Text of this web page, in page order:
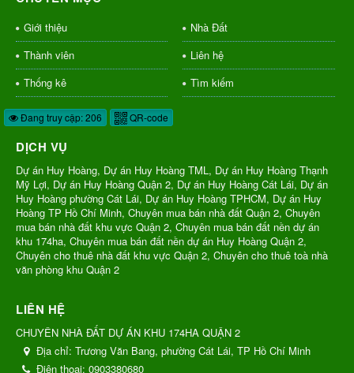
Giới thiệu
Nhà Đất
Thành viên
Liên hệ
Thống kê
Tìm kiếm
Đang truy cập: 206 QR-code
DỊCH VỤ
Dự án Huy Hoàng, Dự án Huy Hoàng TML, Dự án Huy Hoàng Thạnh
Mỹ Lợi, Dự án Huy Hoàng Quận 2, Dự án Huy Hoàng Cát Lái, Dự án
Huy Hoàng phường Cát Lái, Dự án Huy Hoàng TPHCM, Dự án Huy
Hoàng TP Hồ Chí Minh, Chuyên mua bán nhà đất Quận 2, Chuyên
mua bán nhà đất khu vực Quận 2, Chuyên mua bán đất nền dự án
khu 174ha, Chuyên mua bán đất nền dự án Huy Hoàng Quận 2,
Chuyên cho thuê nhà đất khu vực Quận 2, Chuyên cho thuê toà nhà
văn phòng khu Quận 2
LIÊN HỆ
CHUYÊN NHÀ ĐẤT DỰ ÁN KHU 174HA QUẬN 2
Địa chỉ: Trương Văn Bang, phường Cát Lái, TP Hồ Chí Minh
Điện thoại: 0903380680